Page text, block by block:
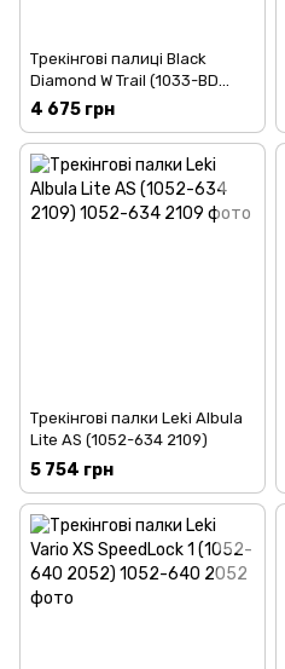
Трекінгові палиці Black
Diamond W Trail (1033-BD
112508.3000)
4 675 грн
Трекінгові палки Leki Albula
Lite AS (1052-634 2109)
5 754 грн